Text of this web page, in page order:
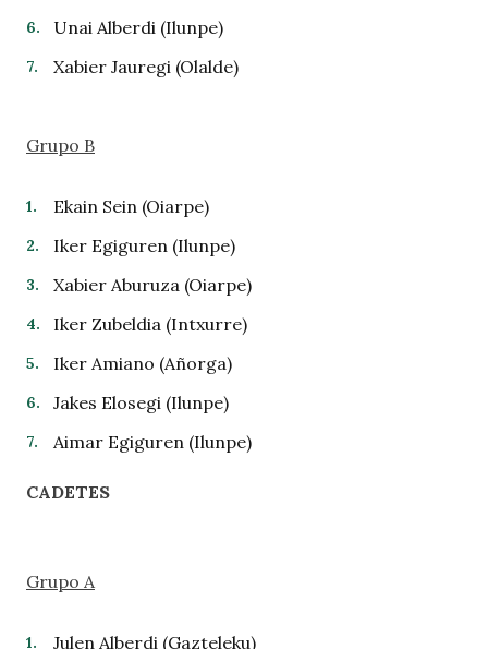
Unai Alberdi (Ilunpe)
Xabier Jauregi (Olalde)
Grupo B
Ekain Sein (Oiarpe)
Iker Egiguren (Ilunpe)
Xabier Aburuza (Oiarpe)
Iker Zubeldia (Intxurre)
Iker Amiano (Añorga)
Jakes Elosegi (Ilunpe)
Aimar Egiguren (Ilunpe)
CADETES
Grupo A
Julen Alberdi (Gazteleku)